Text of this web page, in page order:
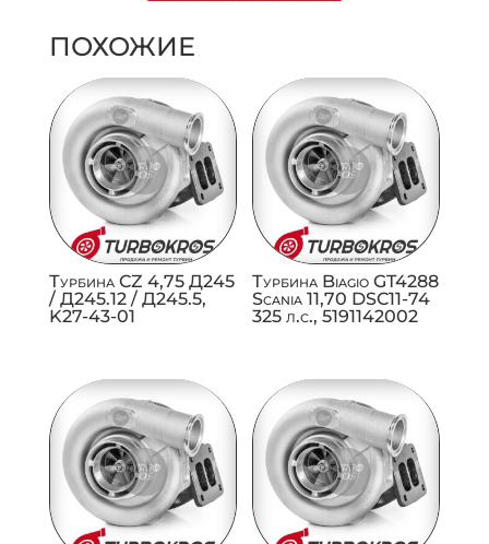
ПОХОЖИЕ
Турбина CZ 4,75 Д245
/ Д245.12 / Д245.5,
K27-43-01
Турбина Biagio GT4288
Scania 11,70 DSC11-74
325 л.с., 5191142002